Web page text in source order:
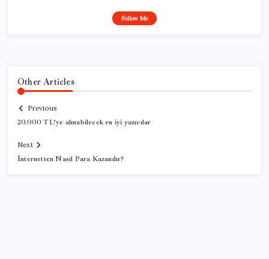
Follow Me
Other Articles
Previous
20.000 TL’ye alınabilecek en iyi yazıcılar
Next
İnternetten Nasıl Para Kazanılır?